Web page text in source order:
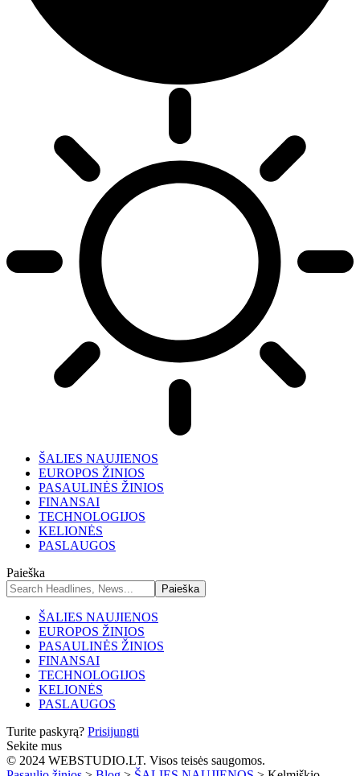
ŠALIES NAUJIENOS
EUROPOS ŽINIOS
PASAULINĖS ŽINIOS
FINANSAI
TECHNOLOGIJOS
KELIONĖS
PASLAUGOS
Paieška
ŠALIES NAUJIENOS
EUROPOS ŽINIOS
PASAULINĖS ŽINIOS
FINANSAI
TECHNOLOGIJOS
KELIONĖS
PASLAUGOS
Turite paskyrą? Prisijungti
Sekite mus
© 2024 WEBSTUDIO.LT. Visos teisės saugomos.